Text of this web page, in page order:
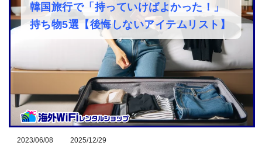
韓国旅行で「持っていけばよかった！」
持ち物5選【後悔しないアイテムリスト】
2023/06/08
2025/12/29